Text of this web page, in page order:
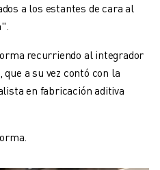
a los estantes de cara al
recurriendo al integrador
a su vez contó con la
en fabricación aditiva